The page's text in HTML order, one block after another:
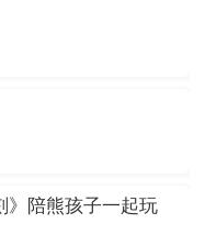
》陪熊孩子一起玩